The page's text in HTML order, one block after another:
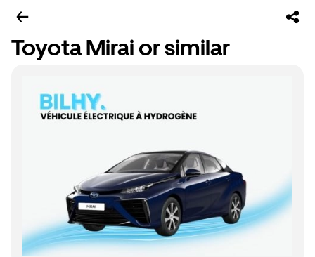
Toyota Mirai or similar